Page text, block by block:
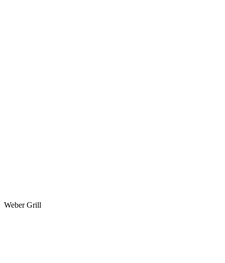
Weber Grill